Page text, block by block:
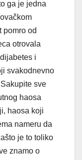
ga je jedna
pomro od
otrovala
i
svakodnevno
sve
haosa
haosa koji
nameru da
je to toliko
znamo o